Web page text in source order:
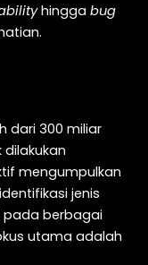
hingga bug
dari 300 miliar
mengumpulkan
jenis
pada berbagai
utama adalah